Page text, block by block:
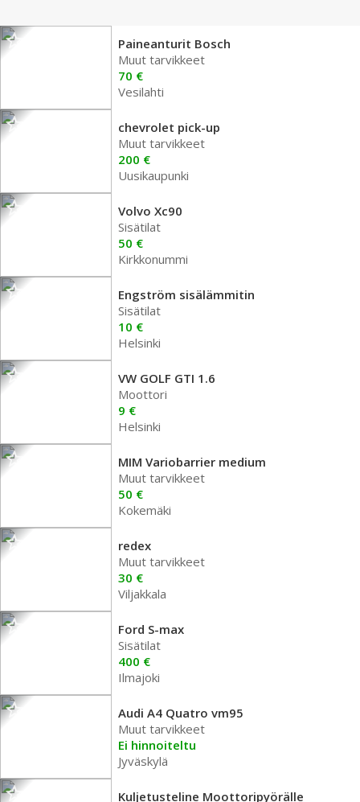
Paineanturit Bosch
Muut tarvikkeet
70 €
Vesilahti
chevrolet pick-up
Muut tarvikkeet
200 €
Uusikaupunki
Volvo Xc90
Sisätilat
50 €
Kirkkonummi
Engström sisälämmitin
Sisätilat
10 €
Helsinki
VW GOLF GTI 1.6
Moottori
9 €
Helsinki
MIM Variobarrier medium
Muut tarvikkeet
50 €
Kokemäki
redex
Muut tarvikkeet
30 €
Viljakkala
Ford S-max
Sisätilat
400 €
Ilmajoki
Audi A4 Quatro vm95
Muut tarvikkeet
Ei hinnoiteltu
Jyväskylä
Kuljetusteline Moottoripyörälle